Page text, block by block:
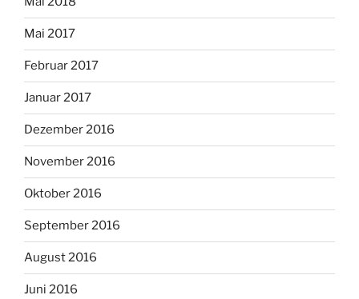
Mai 2017
Februar 2017
Januar 2017
Dezember 2016
November 2016
Oktober 2016
September 2016
August 2016
Juni 2016